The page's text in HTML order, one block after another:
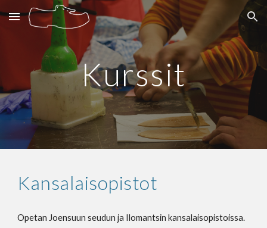
Skip to main content Skip to navigation
Kurssit
Kansalaisopistot
Opetan Joensuun seudun ja Ilomantsin kansalaisopistoissa.